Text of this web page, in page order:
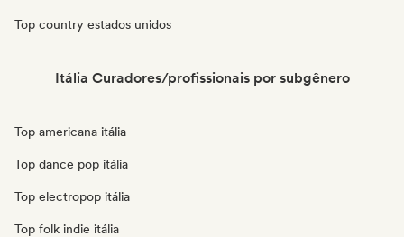
Top country estados unidos
Itália Curadores/profissionais por subgênero
Top americana itália
Top dance pop itália
Top electropop itália
Top folk indie itália